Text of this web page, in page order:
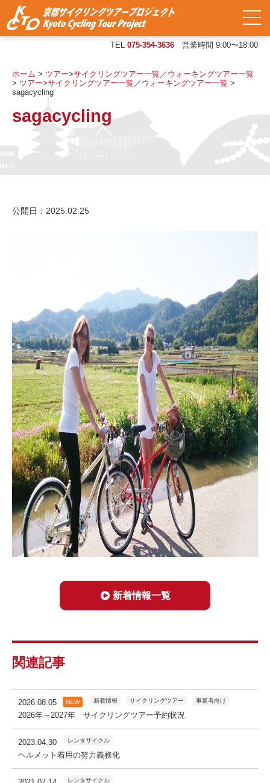
TEL 075-354-3636 営業時間 9:00〜18:00
公開日：2025.02.25
ホーム > ツアー>サイクリングツアー一覧 ／ ウォーキングツアー一覧
> ツアー>サイクリングツアー一覧 ／ ウォーキングツアー一覧 >
sagacycling
sagacycling
新着情報一覧
関連記事
2026.08.05 NEW 新着情報 サイクリングツアー 事業者向け
2026年～2027年 サイクリングツアー予約状況
2023.04.30 レンタサイクル
ヘルメット着用の努力義務化
レンタサイクル